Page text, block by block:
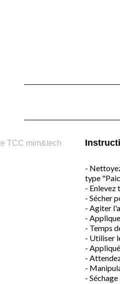
-
type
- Enlevez
- Sécher
- Agiter
-
- Temps
- Utiliser
-
-
-
-